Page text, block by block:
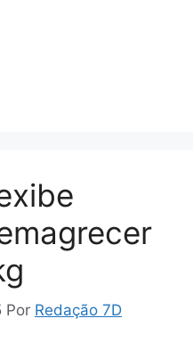
Por Redação 7D